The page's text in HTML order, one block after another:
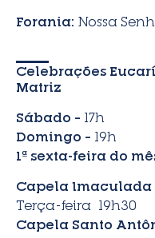
Forania: Nossa
Celebrações
Matriz
Sábado – 17h
Domingo – 19h
1ª sexta-feira do
Capela Imaculada
Terça-feira 19h30
Capela Santo